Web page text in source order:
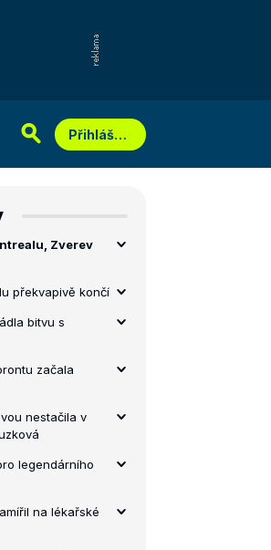
Přihlášení
Zverev
překvapivě končí
bitvu s
začala
nestačila v
legendárního
na lékařské